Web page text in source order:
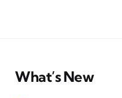
What’s New